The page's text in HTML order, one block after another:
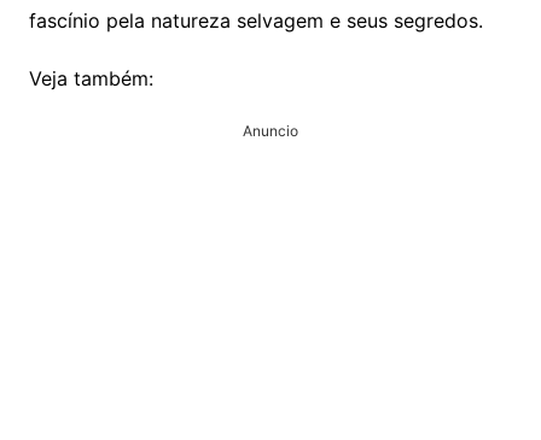
fascínio pela natureza selvagem e seus segredos.
Veja também:
Anuncio